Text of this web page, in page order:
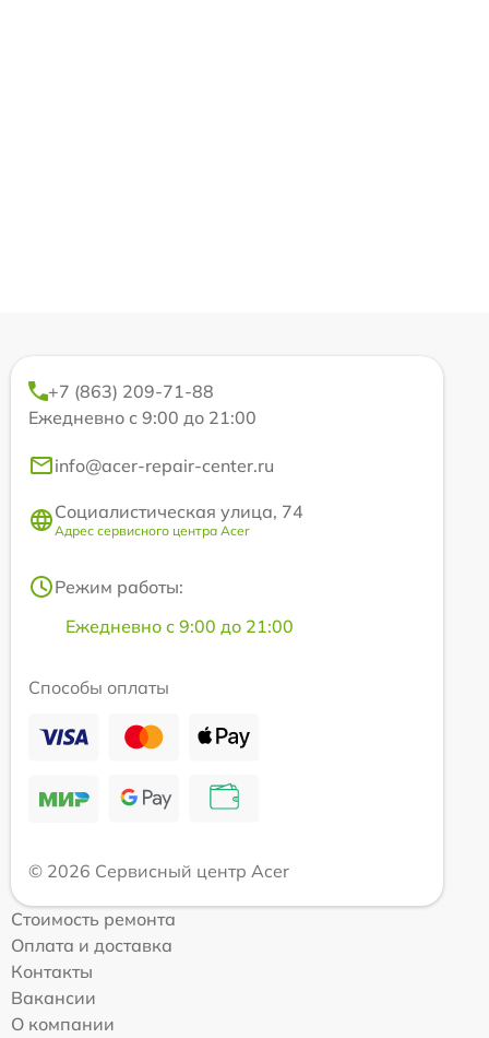
+7 (863) 209-71-88
Ежедневно с 9:00 до 21:00
info@acer-repair-center.ru
Социалистическая улица, 74
Адрес сервисного центра Acer
Режим работы:
Ежедневно с 9:00 до 21:00
Способы оплаты
© 2026 Сервисный центр Acer
Стоимость ремонта
Оплата и доставка
Контакты
Вакансии
О компании